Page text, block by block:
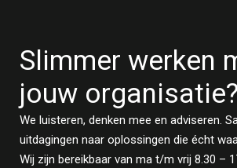
Slimmer werken
jouw organisatie?
We luisteren, denken mee en adviseren.
uitdagingen naar oplossingen die écht
Wij zijn bereikbaar van ma t/m vrij 8.30 –